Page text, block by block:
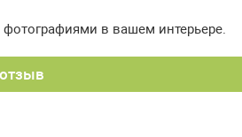
в вашем интерьере.